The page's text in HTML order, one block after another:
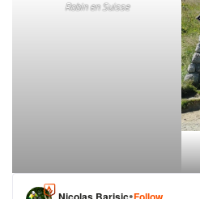
Robin en Suisse